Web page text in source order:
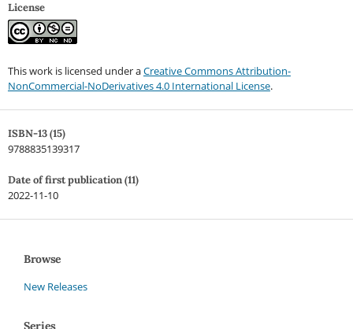
License
This work is licensed under aCreative Commons Attribution-
NonCommercial-NoDerivatives 4.0 International License.
ISBN-13 (15)
9788835139317
Date of first publication (11)
2022-11-10
Browse
New Releases
Series